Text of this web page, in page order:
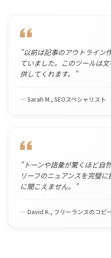
"以前は記事のアウトライン
ていました。このツールは
供してくれます。 "
— Sarah M., SEOスペシャリスト
"トーンや語彙が驚くほど自
リーフのニュアンスを完璧
に聞こえません。 "
— David K., フリーランスのコピ